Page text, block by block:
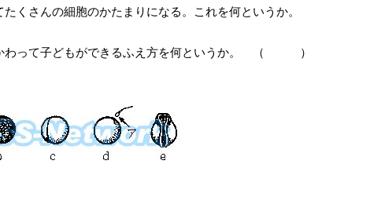
さんの細胞のかたまりになる。これを何というか。
わって子どもができるふえ方を何というか。 （ ）